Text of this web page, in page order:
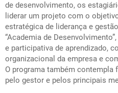
de desenvolvimento, os
liderar um projeto com o
estratégica de liderança e
“Academia de
e participativa de aprendizado,
organizacional da empresa e
O programa também
pelo gestor e pelos principais